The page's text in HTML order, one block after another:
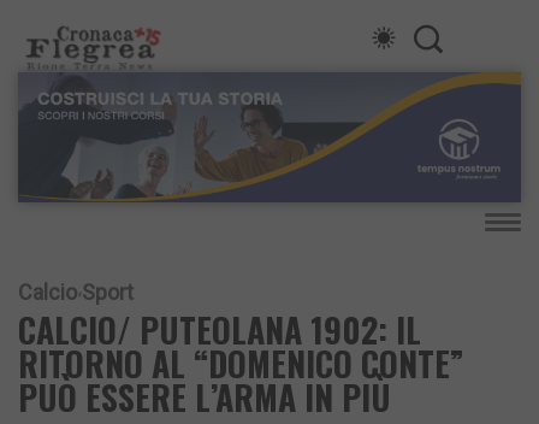
Calcio Sport
CALCIO/ PUTEOLANA 1902: IL
RITORNO AL “DOMENICO CONTE”
PUÒ ESSERE L’ARMA IN PIÙ